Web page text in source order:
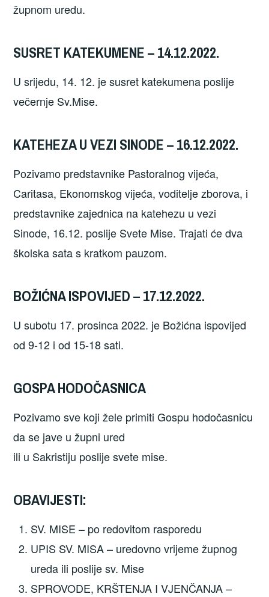
župnom uredu.
SUSRET KATEKUMENE – 14.12.2022.
U srijedu, 14. 12. je susret katekumena poslije
večernje Sv.Mise.
KATEHEZA U VEZI SINODE – 16.12.2022.
Pozivamo predstavnike Pastoralnog vijeća,
Caritasa, Ekonomskog vijeća, voditelje zborova, i
predstavnike zajednica na katehezu u vezi
Sinode, 16.12. poslije Svete Mise. Trajati će dva
školska sata s kratkom pauzom.
BOŽIĆNA ISPOVIJED – 17.12.2022.
U subotu 17. prosinca 2022. je Božićna ispovijed
od 9-12 i od 15-18 sati.
GOSPA HODOČASNICA
Pozivamo sve koji žele primiti Gospu hodočasnicu
da se jave u župni ured
ili u Sakristiju poslije svete mise.
OBAVIJESTI:
SV. MISE – po redovitom rasporedu
UPIS SV. MISA – uredovno vrijeme župnog
ureda ili poslije sv. Mise
SPROVODE, KRŠTENJA I VJENČANJA –